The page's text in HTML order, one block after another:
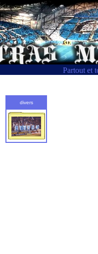
Partout et
divers